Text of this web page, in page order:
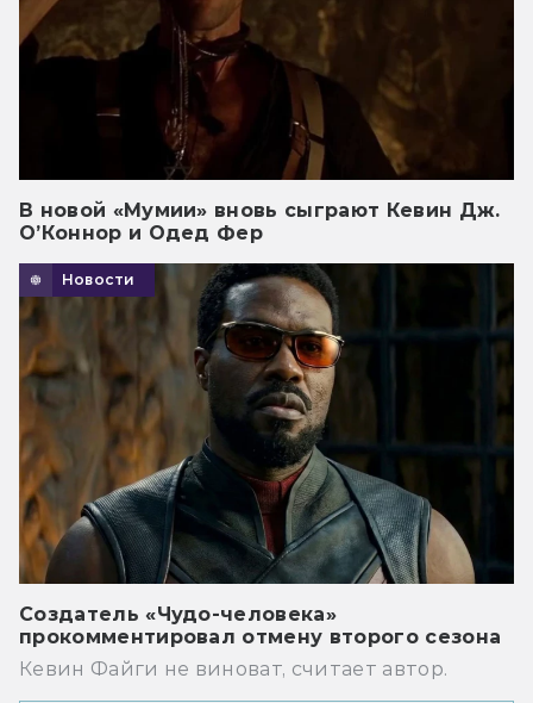
В новой «Мумии» вновь сыграют Кевин Дж.
О’Коннор и Одед Фер
Новости
Создатель «Чудо-человека»
прокомментировал отмену второго сезона
Кевин Файги не виноват, считает автор.